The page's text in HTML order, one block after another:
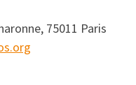
75011 Paris